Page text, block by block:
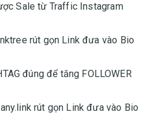
Sale từ Traffic Instagram
rút gọn Link đưa vào Bio
đúng để tăng FOLLOWER
rút gọn Link đưa vào Bio